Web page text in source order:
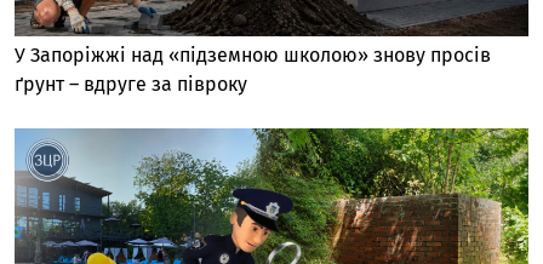
У Запоріжжі над «підземною школою» знову просів
ґрунт – вдруге за півроку